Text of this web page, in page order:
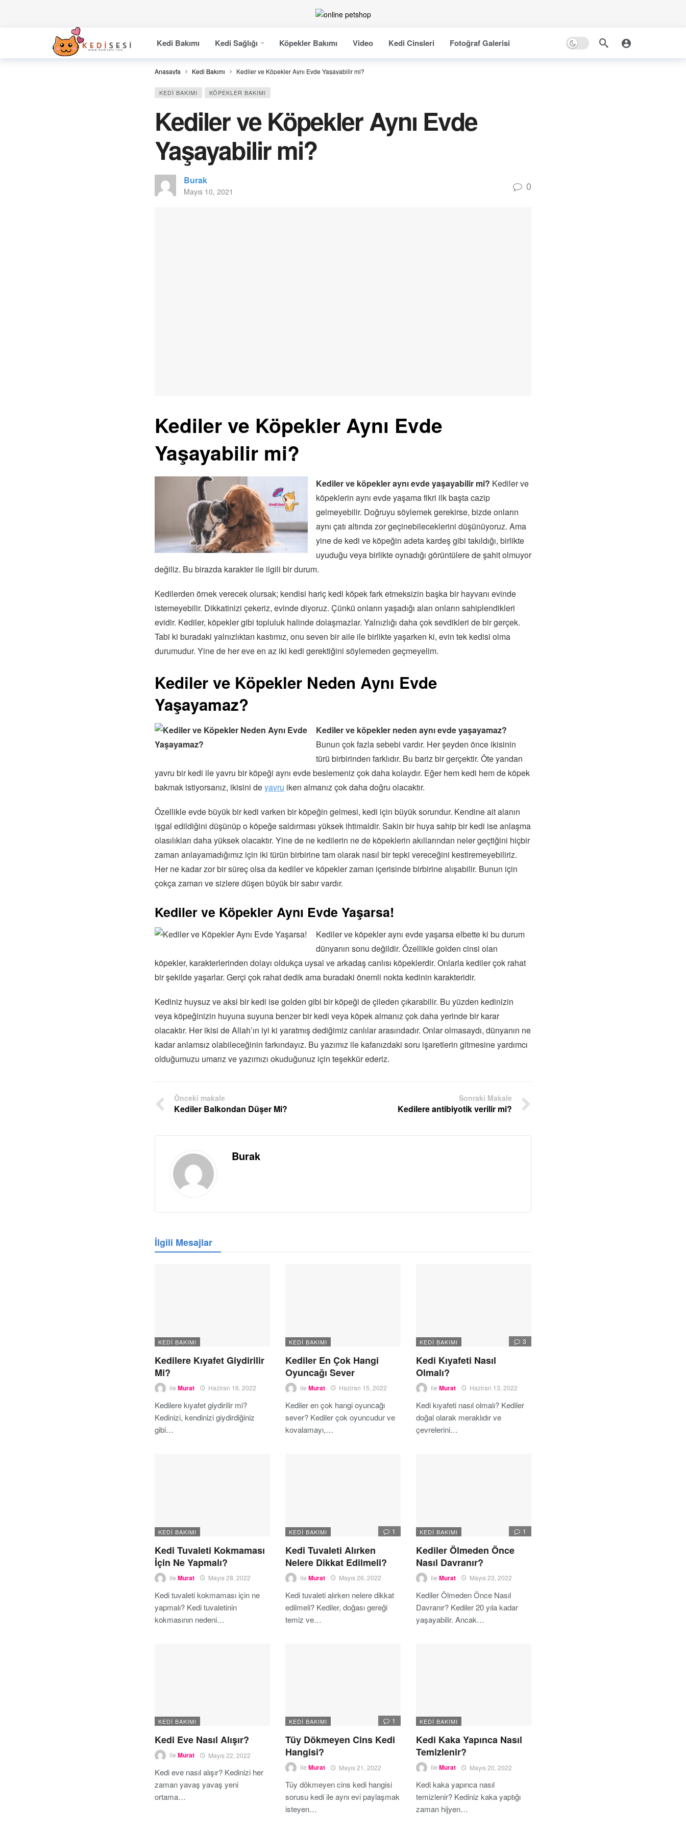
Kedi Bakımı Kedi Sağlığı Köpekler Bakımı Video Kedi Cinsleri Fotoğraf Galerisi
Anasayfa Kedi Bakımı Kediler ve Köpekler Aynı Evde Yaşayabilir mi?
KEDI BAKIMI KÖPEKLER BAKIMI
Kediler ve Köpekler Aynı Evde
Yaşayabilir mi?
Burak
Mayıs 10, 2021 0
Kediler ve Köpekler Aynı Evde
Yaşayabilir mi?
Kediler ve köpekler aynı evde yaşayabilir mi? Kediler ve
köpeklerin aynı evde yaşama fikri ilk başta cazip
gelmeyebilir. Doğruyu söylemek gerekirse, bizde onların
aynı çatı altında zor geçinebileceklerini düşünüyoruz. Ama
yine de kedi ve köpeğin adeta kardeş gibi takıldığı, birlikte
uyuduğu veya birlikte oynadığı görüntülere de şahit olmuyor
değiliz. Bu birazda karakter ile ilgili bir durum.
Kedilerden örnek verecek olursak; kendisi hariç kedi köpek fark etmeksizin başka bir hayvanı evinde
istemeyebilir. Dikkatinizi çekeriz, evinde diyoruz. Çünkü onların yaşadığı alan onların sahiplendikleri
evidir. Kediler, köpekler gibi topluluk halinde dolaşmazlar. Yalnızlığı daha çok sevdikleri de bir gerçek.
Tabi ki buradaki yalnızlıktan kastımız, onu seven bir aile ile birlikte yaşarken ki, evin tek kedisi olma
durumudur. Yine de her eve en az iki kedi gerektiğini söylemeden geçmeyelim.
Kediler ve Köpekler Neden Aynı Evde
Yaşayamaz?
Kediler ve köpekler neden aynı evde yaşayamaz?
Bunun çok fazla sebebi vardır. Her şeyden önce ikisinin
türü birbirinden farklıdır. Bu bariz bir gerçektir. Öte yandan
yavru bir kedi ile yavru bir köpeği aynı evde beslemeniz çok daha kolaydır. Eğer hem kedi hem de köpek
bakmak istiyorsanız, ikisini deyavru iken almanız çok daha doğru olacaktır.
Özellikle evde büyük bir kedi varken bir köpeğin gelmesi, kedi için büyük sorundur. Kendine ait alanın
işgal edildiğini düşünüp o köpeğe saldırması yüksek ihtimaldir. Sakin bir huya sahip bir kedi ise anlaşma
olasılıkları daha yüksek olacaktır. Yine de ne kedilerin ne de köpeklerin akıllarından neler geçtiğini hiçbir
zaman anlayamadığımız için iki türün birbirine tam olarak nasıl bir tepki vereceğini kestiremeyebiliriz.
Her ne kadar zor bir süreç olsa da kediler ve köpekler zaman içerisinde birbirine alışabilir. Bunun için
çokça zaman ve sizlere düşen büyük bir sabır vardır.
Kediler ve Köpekler Aynı Evde Yaşarsa!
Kediler ve köpekler aynı evde yaşarsa elbette ki bu durum
dünyanın sonu değildir. Özellikle golden cinsi olan
köpekler, karakterlerinden dolayı oldukça uysal ve arkadaş canlısı köpeklerdir. Onlarla kediler çok rahat
bir şekilde yaşarlar. Gerçi çok rahat dedik ama buradaki önemli nokta kedinin karakteridir.
Kediniz huysuz ve aksi bir kedi ise golden gibi bir köpeği de çileden çıkarabilir. Bu yüzden kedinizin
veya köpeğinizin huyuna suyuna benzer bir kedi veya köpek almanız çok daha yerinde bir karar
olacaktır. Her ikisi de Allah’ın iyi ki yaratmış dediğimiz canlılar arasındadır. Onlar olmasaydı, dünyanın ne
kadar anlamsız olabileceğinin farkındayız. Bu yazımız ile kafanızdaki soru işaretlerin gitmesine yardımcı
olduğumuzu umarız ve yazımızı okuduğunuz için teşekkür ederiz.
Önceki makale
Kediler Balkondan Düşer Mi?
Sonraki Makale
Kedilere antibiyotik verilir mi?
Burak
İlgili Mesajlar
KEDI BAKIMI
Kedilere Kıyafet Giydirilir
Mi?
ile Murat Haziran 16, 2022
Kedilere kıyafet giydirilir mi?
Kedinizi, kendinizi giydirdiğiniz
gibi…
KEDI BAKIMI
Kediler En Çok Hangi
Oyuncağı Sever
ile Murat Haziran 15, 2022
Kediler en çok hangi oyuncağı
sever? Kediler çok oyuncudur ve
kovalamayı,…
KEDI BAKIMI 3
Kedi Kıyafeti Nasıl
Olmalı?
ile Murat Haziran 13, 2022
Kedi kıyafeti nasıl olmalı? Kediler
doğal olarak meraklıdır ve
çevrelerini…
KEDI BAKIMI
Kedi Tuvaleti Kokmaması
İçin Ne Yapmalı?
ile Murat Mayıs 28, 2022
Kedi tuvaleti kokmaması için ne
yapmalı? Kedi tuvaletinin
kokmasının nedeni…
KEDI BAKIMI 1
Kedi Tuvaleti Alırken
Nelere Dikkat Edilmeli?
ile Murat Mayıs 26, 2022
Kedi tuvaleti alırken nelere dikkat
edilmeli? Kediler, doğası gereği
temiz ve…
KEDI BAKIMI 1
Kediler Ölmeden Önce
Nasıl Davranır?
ile Murat Mayıs 23, 2022
Kediler Ölmeden Önce Nasıl
Davranır? Kediler 20 yıla kadar
yaşayabilir. Ancak…
KEDI BAKIMI
Kedi Eve Nasıl Alışır?
ile Murat Mayıs 22, 2022
Kedi eve nasıl alışır? Kedinizi her
zaman yavaş yavaş yeni
ortama…
KEDI BAKIMI 1
Tüy Dökmeyen Cins Kedi
Hangisi?
ile Murat Mayıs 21, 2022
Tüy dökmeyen cins kedi hangisi
sorusu kedi ile aynı evi paylaşmak
isteyen…
KEDI BAKIMI
Kedi Kaka Yapınca Nasıl
Temizlenir?
ile Murat Mayıs 20, 2022
Kedi kaka yapınca nasıl
temizlenir? Kediniz kaka yaptığı
zaman hijyen…